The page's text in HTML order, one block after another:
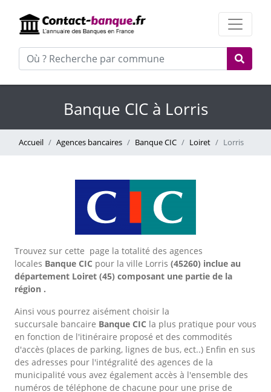
Banque CIC à Lorris
Accueil Agences bancaires Banque CIC Loiret Lorris
Trouvez sur cette page la totalité des agences
locales Banque CIC pour la ville Lorris (45260) inclue au
département Loiret (45) composant une partie de la
région .
Ainsi vous pourrez aisément choisir la
succursale bancaire Banque CIC la plus pratique pour vous
en fonction de l'itinéraire proposé et des commodités
d'accès (places de parking, lignes de bus, ect..) Enfin en sus
des adresses pour l'intégralité des agences de la
municipalité vous avez également accès à l'ensemble des
numéros de téléphone de chacune pour une prise de